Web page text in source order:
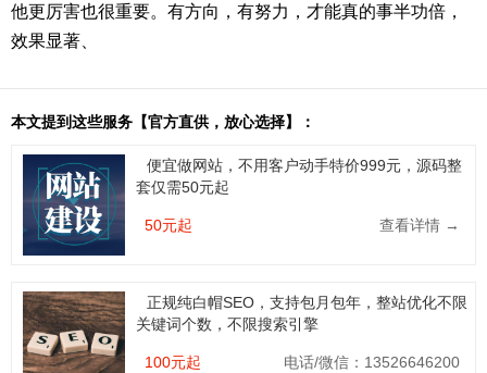
他更厉害也很重要。有方向，有努力，才能真的事半功倍，
效果显著、
本文提到这些服务【官方直供，放心选择】：
便宜做网站，不用客户动手特价999元，源码整
套仅需50元起
50元起 查看详情 →
正规纯白帽SEO，支持包月包年，整站优化不限
关键词个数，不限搜索引擎
100元起 电话/微信：13526646200